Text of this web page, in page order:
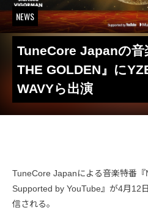
NEWS
TuneCore Japanの音
THE GOLDEN』に
WAVYら出演
TuneCore Japanによる音楽特番
Supported by YouTube』が4月12
信される。